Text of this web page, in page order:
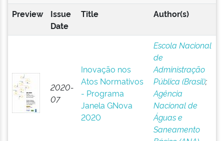
Preview
Issue
Date
Title Author(s)
2020-
07
Inovação nos
Atos Normativos
- Programa
Janela GNova
2020
Escola Nacional
de
Administração
Pública (Brasil);
Agência
Nacional de
Águas e
Saneamento